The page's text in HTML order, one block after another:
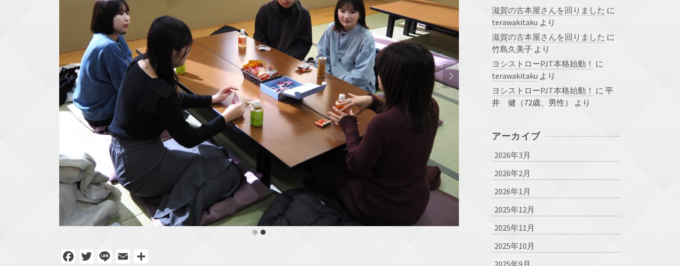
FacebookTwitterLine Email
滋賀の古本屋さんを回りました に
terawakitaku より
滋賀の古本屋さんを回りました に
竹島久美子 より
ヨシストローPJT本格始動！ に
terawakitaku より
ヨシストローPJT本格始動！ に 平
井 健（72歳、男性）
より
アーカイブ
2026年3月
2026年2月
2026年1月
2025年12月
2025年11月
2025年10月
2025年9月